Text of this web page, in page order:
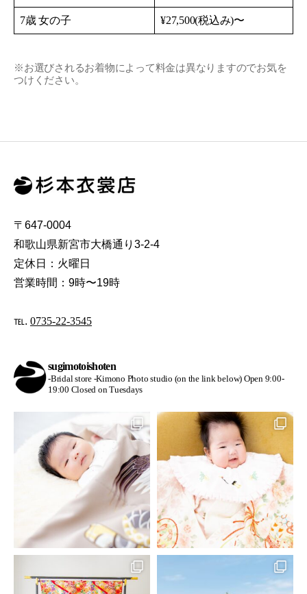
7歳 女の子 ¥27,500(税込み)〜
※お選びされるお着物によって料金は異なりますのでお気を
つけください。
〒647-0004
和歌山県新宮市大橋通り3-2-4
定休日：火曜日
営業時間：9時〜19時
℡. 0735-22-3545
sugimotoishoten
-Bridal store-Kimono Photo studio (on the link below) Open 9:00-
19:00 Closed on Tuesdays